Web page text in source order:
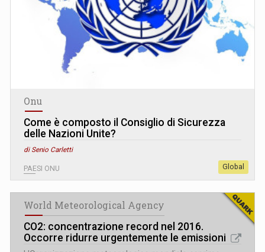
Onu
Come è composto il Consiglio di Sicurezza
delle Nazioni Unite?
di Senio Carletti
PAESI ONU Global
World Meteorological Agency
CO2: concentrazione record nel 2016.
Occorre ridurre urgentemente le emissioni